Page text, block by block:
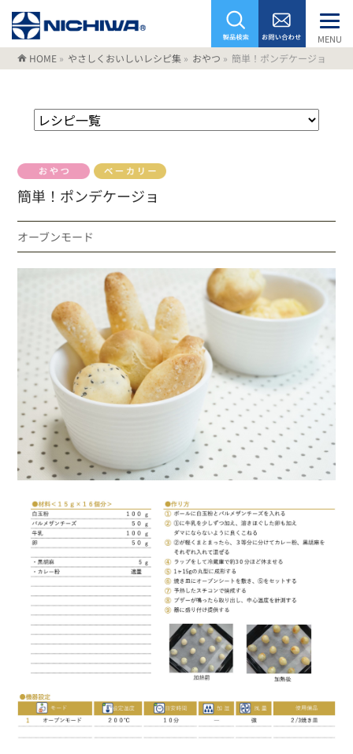
MENU
HOME » やさしくおいしいレシピ集 » おやつ » 簡単！ポンデケージョ
簡単！ポンデケージョ
オーブンモード